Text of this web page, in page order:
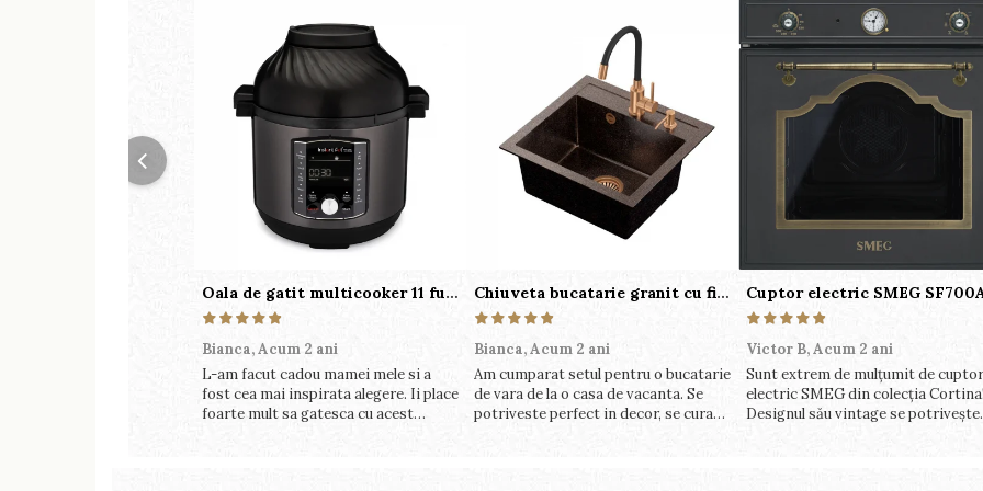
Oala de gatit multicooker 11 functii Instant Pot Pro Crisp 8 + Air Fryer 7.6 lt
Bianca,Acum 2 ani
L-am facut cadou mamei mele si a
fost cea mai inspirata alegere. Ii place
foarte mult sa gatesca cu acest
Chiuveta bucatarie granit cu finisaj negru perlat/cupru Steingran Art Copper cu dozator si baterie Quadron
Bianca,Acum 2 ani
Am cumparat setul pentru o bucatarie
de vara de la o casa de vacanta. Se
potriveste perfect in decor, se curata
Victor B,Acum 2 ani
Sunt extrem de mulțumit de
electric SMEG din colecția Cortina!
Designul său vintage se potrivește